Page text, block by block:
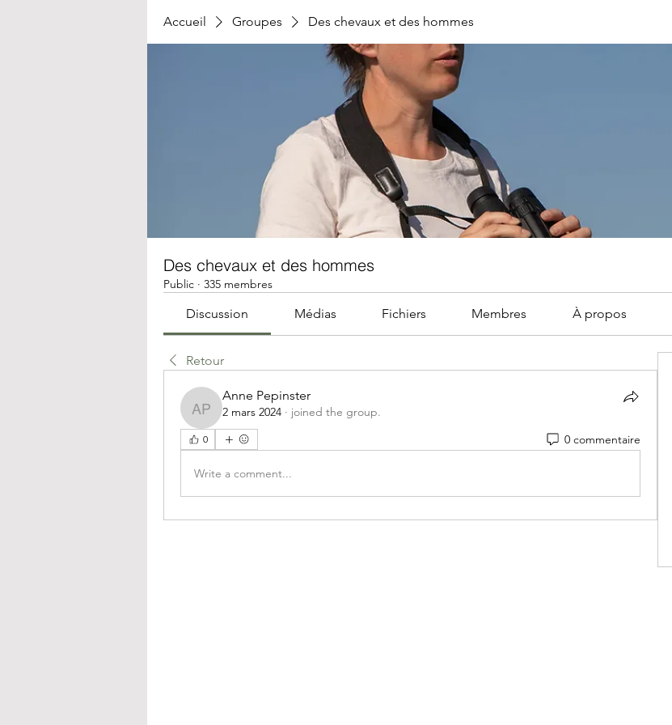
Accueil Groupes Des chevaux et des hommes
Des chevaux et des hommes
Public · 335 membres
Discussion Médias Fichiers Membres À propos
Retour
Anne Pepinster
Anne Pepinster
2 mars 2024 · joined the group.
0 0 commentaire
Write a comment...